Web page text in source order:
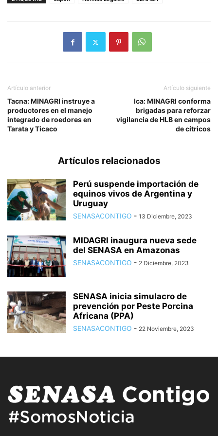
Artículo anterior
Tacna: MINAGRI instruye a
productores en el manejo
integrado de roedores en
Tarata y Ticaco
Artículo siguiente
Ica: MINAGRI conforma
brigadas para reforzar
vigilancia de HLB en campos
de cítricos
Artículos relacionados
Perú suspende importación de
equinos vivos de Argentina y
Uruguay
SENASACONTIGO - 13 Diciembre, 2023
MIDAGRI inaugura nueva sede
del SENASA en Amazonas
SENASACONTIGO - 2 Diciembre, 2023
SENASA inicia simulacro de
prevención por Peste Porcina
Africana (PPA)
SENASACONTIGO - 22 Noviembre, 2023